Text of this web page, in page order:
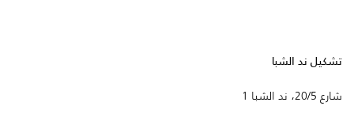
تشكيل ند الشبا
شارع 20/5، ند الشبا 1